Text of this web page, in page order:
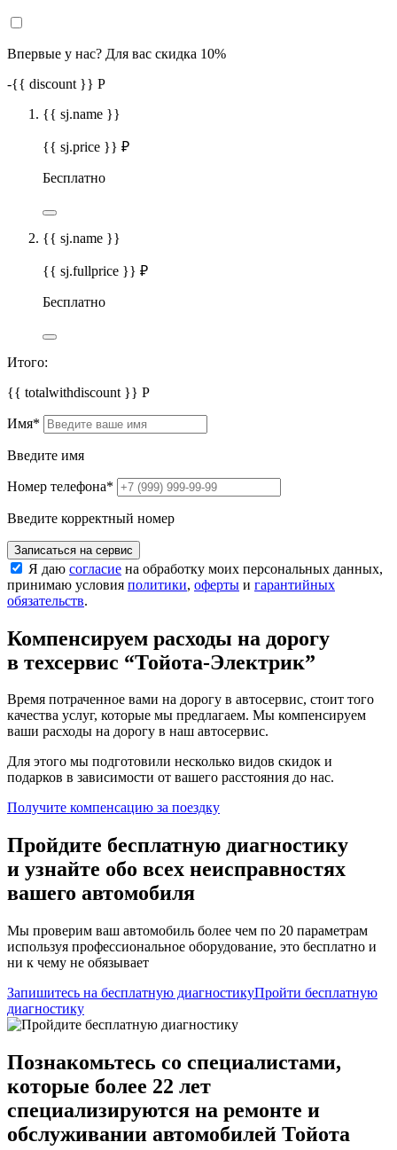
Впервые у нас? Для вас скидка 10%
-{{ discount }} Р
{{ sj.name }}
{{ sj.price }} ₽
Бесплатно
{{ sj.name }}
{{ sj.fullprice }} ₽
Бесплатно
Итого:
{{ totalwithdiscount }} Р
Имя*
Введите имя
Номер телефона*
Введите корректный номер
Записаться на сервис
Я даю согласие на обработку моих персональных данных,
принимаю условия политики, оферты и гарантийных
обязательств.
Компенсируем расходы на дорогу
в техсервис “Тойота-Электрик”
Время потраченное вами на дорогу в автосервис, стоит того
качества услуг, которые мы предлагаем. Мы компенсируем
ваши расходы на дорогу в наш автосервис.
Для этого мы подготовили несколько видов скидок и
подарков в зависимости от вашего расстояния до нас.
Получите компенсацию за поездку
Пройдите бесплатную диагностику
и узнайте обо всех неисправностях
вашего автомобиля
Мы проверим ваш автомобиль более чем по 20 параметрам
используя профессиональное оборудование, это бесплатно и
ни к чему не обязывает
Запишитесь на бесплатную диагностикуПройти бесплатную
диагностику
Познакомьтесь со специалистами,
которые более 22 лет
специализируются на ремонте и
обслуживании автомобилей Тойота